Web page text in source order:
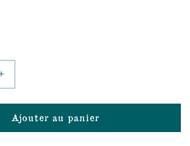
Augmenter
quantité
Ajouter au panier